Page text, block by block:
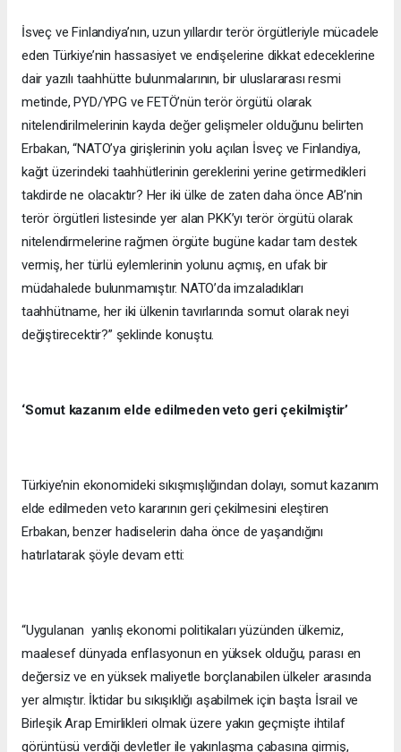
İsveç ve Finlandiya’nın, uzun yıllardır terör örgütleriyle mücadele
eden Türkiye’nin hassasiyet ve endişelerine dikkat edeceklerine
dair yazılı taahhütte bulunmalarının, bir uluslararası resmi
metinde, PYD/YPG ve FETÖ’nün terör örgütü olarak
nitelendirilmelerinin kayda değer gelişmeler olduğunu belirten
Erbakan, “NATO’ya girişlerinin yolu açılan İsveç ve Finlandiya,
kağıt üzerindeki taahhütlerinin gereklerini yerine getirmedikleri
takdirde ne olacaktır? Her iki ülke de zaten daha önce AB’nin
terör örgütleri listesinde yer alan PKK’yı terör örgütü olarak
nitelendirmelerine rağmen örgüte bugüne kadar tam destek
vermiş, her türlü eylemlerinin yolunu açmış, en ufak bir
müdahalede bulunmamıştır. NATO’da imzaladıkları
taahhütname, her iki ülkenin tavırlarında somut olarak neyi
değiştirecektir?” şeklinde konuştu.
‘Somut kazanım elde edilmeden veto geri çekilmiştir’
Türkiye’nin ekonomideki sıkışmışlığından dolayı, somut kazanım
elde edilmeden veto kararının geri çekilmesini eleştiren
Erbakan, benzer hadiselerin daha önce de yaşandığını
hatırlatarak şöyle devam etti:
“Uygulanan yanlış ekonomi politikaları yüzünden ülkemiz,
maalesef dünyada enflasyonun en yüksek olduğu, parası en
değersiz ve en yüksek maliyetle borçlanabilen ülkeler arasında
yer almıştır. İktidar bu sıkışıklığı aşabilmek için başta İsrail ve
Birleşik Arap Emirlikleri olmak üzere yakın geçmişte ihtilaf
görüntüsü verdiği devletler ile yakınlaşma çabasına girmiş,